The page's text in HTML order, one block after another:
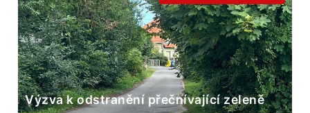
Výzva k odstranění přečnívající zeleně